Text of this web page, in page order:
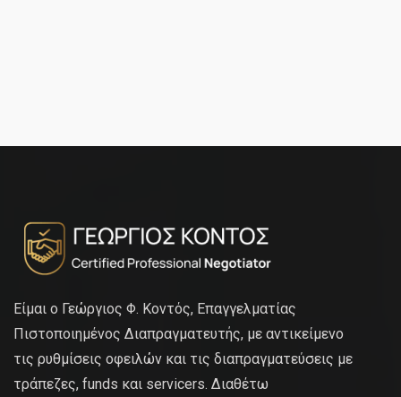
Είμαι ο Γεώργιος Φ. Κοντός, Επαγγελματίας
Πιστοποιημένος Διαπραγματευτής, με αντικείμενο
τις ρυθμίσεις οφειλών και τις διαπραγματεύσεις με
τράπεζες, funds και servicers. Διαθέτω